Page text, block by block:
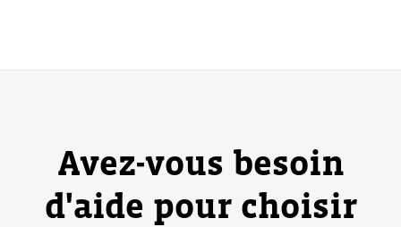
Avez-vous besoin
d'aide pour choisir